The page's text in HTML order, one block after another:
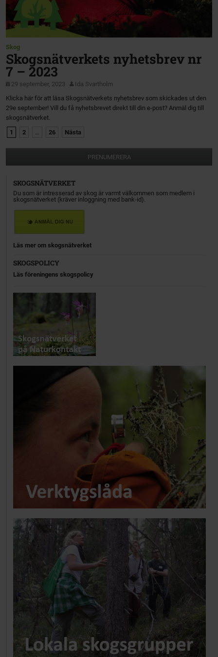
Skog
Skogsnätverkets nyhetsbrev nr
7 – 2023
29 september, 2023
Ida Svartholm
Klicka här för att läsa Skogsnätverkets nyhetsbrev som skickades ut den
29e september! Vill du få nyhetsbrevet direkt till din e-post? Anmäl dig till
skogsnätverket.
1
2 26 Nästa
PRENUMERERA
SKOGSNÄTVERKET
Du som är intresserad av skog är varmt välkommen som medlem i
skogsnätverket (kräver inloggning med bank-id).
Läs mer om skogsnätverket
SKOGSPOLICY
Läs föreningens skogspolicy